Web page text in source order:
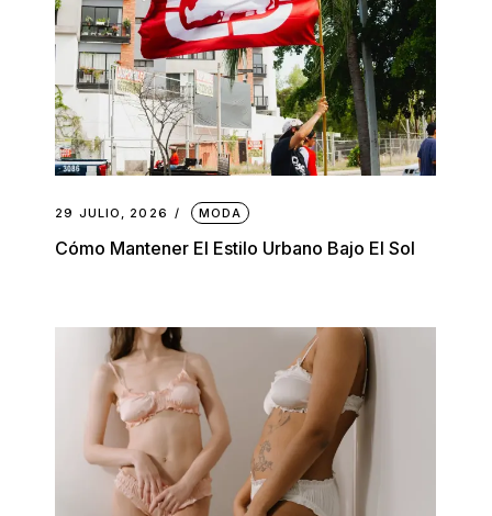
29 JULIO, 2026 MODA
Cómo Mantener El Estilo Urbano Bajo El Sol